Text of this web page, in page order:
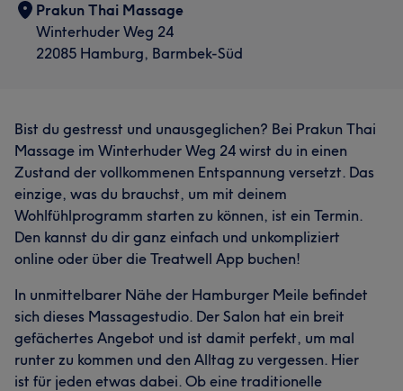
Prakun Thai Massage
Winterhuder Weg 24
22085 Hamburg, Barmbek-Süd
Bist du gestresst und unausgeglichen? Bei Prakun Thai
Massage im Winterhuder Weg 24 wirst du in einen
Zustand der vollkommenen Entspannung versetzt. Das
einzige, was du brauchst, um mit deinem
Wohlfühlprogramm starten zu können, ist ein Termin.
Den kannst du dir ganz einfach und unkompliziert
online oder über die Treatwell App buchen!
In unmittelbarer Nähe der Hamburger Meile befindet
sich dieses Massagestudio. Der Salon hat ein breit
gefächertes Angebot und ist damit perfekt, um mal
runter zu kommen und den Alltag zu vergessen. Hier
ist für jeden etwas dabei. Ob eine traditionelle